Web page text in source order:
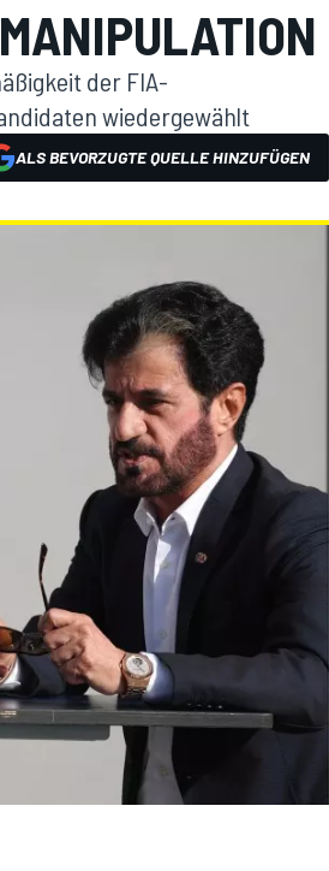
der FIA-
wiedergewählt
ALS BEVORZUGTE QUELLE HINZUFÜGEN